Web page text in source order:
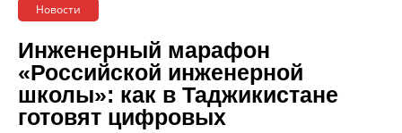
Новости
Инженерный марафон
«Российской инженерной
школы»: как в Таджикистане
готовят цифровых